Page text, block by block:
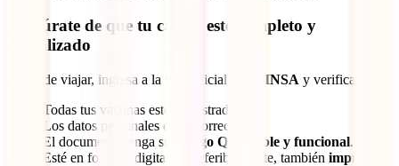
Asegúrate de que tu carnet esté completo y
actualizado
Antes de viajar, ingresa a la web oficial del MINSA y verifica que:
Todas tus vacunas estén registradas.
Los datos personales estén correctos.
El documento tenga su
código QR visible y funcional.
Esté en formato digital y, preferiblemente, también impreso